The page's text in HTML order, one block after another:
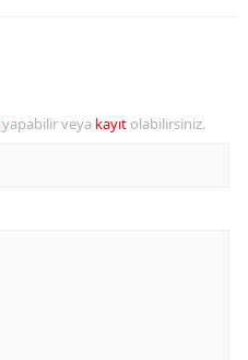
yapabilir veya kayıt olabilirsiniz.